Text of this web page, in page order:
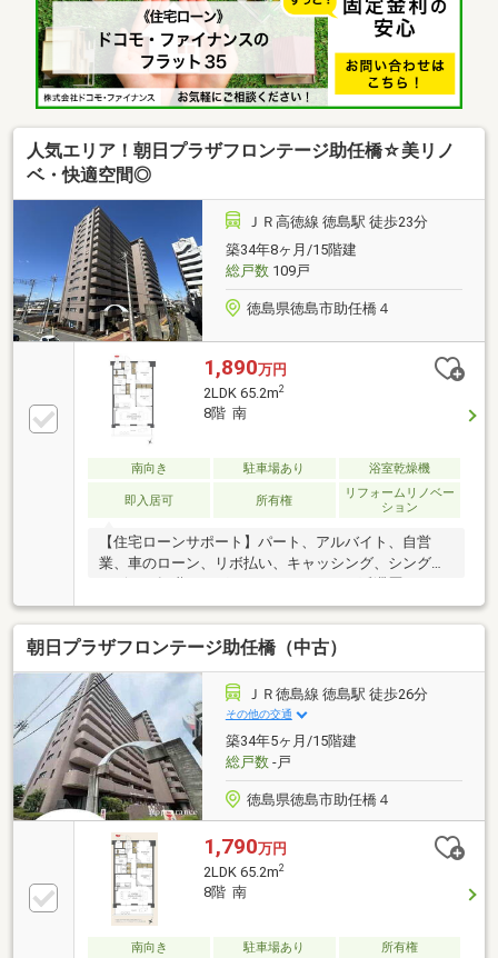
／カード残債→通過・転職4ヶ月／頭金0→通過・自営
業2年目→補足資料＆補足説明で通過・パート3年目/年
収180万円→承無理な営業はいたしません。通る方法
を一緒に探します。087-810-3147／【見学予約】から
も受付中
人気エリア！朝日プラザフロンテージ助任橋☆美リノ
ベ・快適空間◎
ＪＲ高徳線 徳島駅 徒歩23分
築34年8ヶ月/15階建
総戸数109戸
徳島県徳島市助任橋４
1,890万円
2LDK 65.2m2
8階 南
南向き 駐車場あり 浴室乾燥機
即入居可 所有権
リフォームリノベー
ション
【住宅ローンサポート】パート、アルバイト、自営
業、車のローン、リボ払い、キャッシング、シングル
など住宅ローン審査が不安、「自分は無理かも…」と
いう方ほどご相談ください！▼審査通過例・年収300
万＋車ローン／勤続1年→通過・年収260万／シングル
／カード残債→通過・転職4ヶ月／頭金0→通過・自営
業2年目→補足資料＆補足説明で通過・パート3年目/年
収180万円→承無理な営業はいたしません。通る方法
を一緒に探します。087-810-3147／【見学予約】から
も受付中
朝日プラザフロンテージ助任橋（中古）
ＪＲ徳島線 徳島駅 徒歩26分
その他の交通
築34年5ヶ月/15階建
総戸数-戸
徳島県徳島市助任橋４
1,790万円
2LDK 65.2m2
8階 南
南向き 駐車場あり
所有権